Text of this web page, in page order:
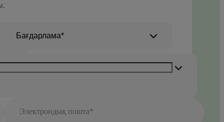
Бағдарлама*
Электрондық пошта*